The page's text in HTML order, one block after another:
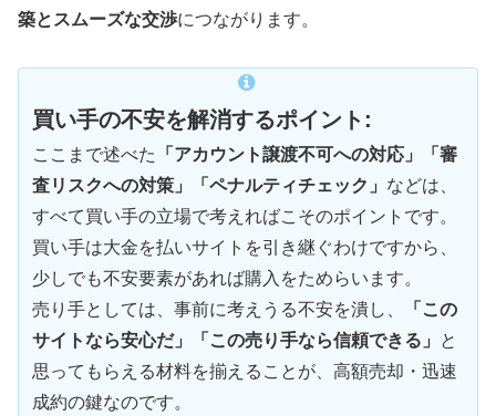
築とスムーズな交渉につながります。
買い手の不安を解消するポイント:
ここまで述べた
「アカウント譲渡不可への対応」「審
査リスクへの対策」「ペナルティチェック」 などは、
すべて買い手の立場で考えればこそのポイントです。
買い手は大金を払いサイトを引き継ぐわけですから、
少しでも不安要素があれば購入をためらいます。
売り手としては、事前に考えうる不安を潰し、
「この
サイトなら安心だ」「この売り手なら信頼できる」
と
思ってもらえる材料を揃えることが、高額売却・迅速
成約の鍵なのです。